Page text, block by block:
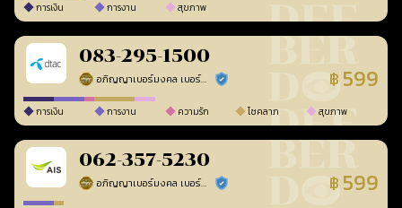
การเงิน การงาน สุขภาพ
083-295-1500
อภิญญาเบอร์มงคล เบอร์สวยเลขศาสตร์ ร้านยืนยันแล้ว ฿ 599
การเงิน การงาน ความรัก โชคลาภ สุขภาพ
062-357-5230
อภิญญาเบอร์มงคล เบอร์สวยเลขศาสตร์ ร้านยืนยันแล้ว ฿ 599